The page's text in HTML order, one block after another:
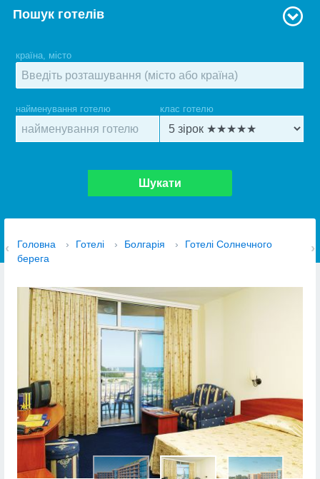
Пошук готелів
країна, місто
найменування готелю клас готелю
Шукати
Головна › Готелі › Болгарія ›
Готелі Солнечного
берега